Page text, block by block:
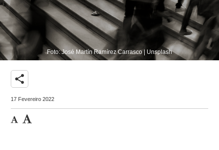
Foto: José Martín Ramírez Carrasco | Unsplash
share
17 Fevereiro 2022